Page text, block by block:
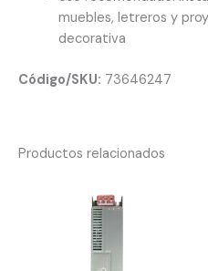
muebles, letreros y
decorativa
Código/SKU: 73646247
Productos relacionados